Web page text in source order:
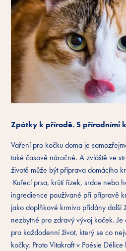
Zpátky k přírodě. S přírodními
Vaření pro kočku doma je
také časově náročné. A zvláště ve
životě může být příprava domácího
Kuřecí prsa, krůtí řízek, srdce nebo
ingredience používané při přípravě
jako doplňkové krmivo přidány další
nezbytné pro zdravý vývoj koček.
pro každodenní život, který se co
kočky. Proto Vitakraft v Poésie